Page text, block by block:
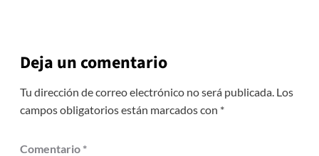
Deja un comentario
Tu dirección de correo electrónico no será publicada. Los
campos obligatorios están marcados con *
Comentario *